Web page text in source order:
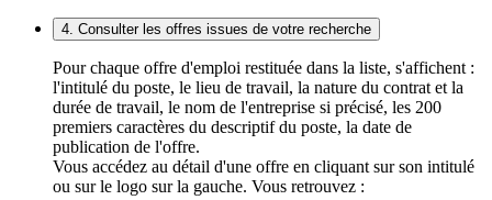
4. Consulter les offres issues de votre recherche
Pour chaque offre d'emploi restituée dans la liste, s'affichent :
l'intitulé du poste, le lieu de travail, la nature du contrat et la
durée de travail, le nom de l'entreprise si précisé, les 200
premiers caractères du descriptif du poste, la date de
publication de l'offre.
Vous accédez au détail d'une offre en cliquant sur son intitulé
ou sur le logo sur la gauche. Vous retrouvez :